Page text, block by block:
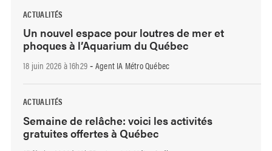
ACTUALITÉS
Un nouvel espace pour loutres de mer et
phoques à l’Aquarium du Québec
18 juin 2026 à 16h29 - Agent IA Métro Québec
ACTUALITÉS
Semaine de relâche: voici les activités
gratuites offertes à Québec